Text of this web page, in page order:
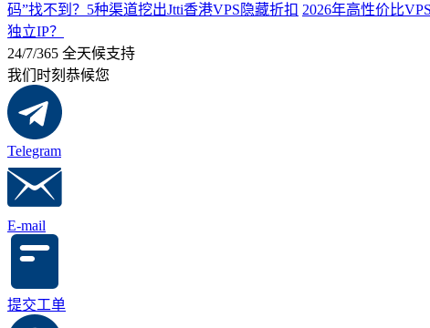
码”找不到？5种渠道挖出Jtti香港VPS隐藏折扣 2026年高性价比
独立IP？
24/7/365 全天候支持
我们时刻恭候您
Telegram
E-mail
提交工单